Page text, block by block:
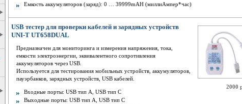
Емкость аккумуляторов (заряд): 0 … 39999mAH (миллиАмпер*час)
2000
USB тестер для проверки кабелей и зарядных устройств
UNI-T UT658DUAL
Предназначен для мониторинга и измерения напряжения, тока,
емкости электроэнергии, эквивалентного сопротивления
аккумуляторов через USB.
Используется для тестирования мобильных устройств, аккумуляторов,
пауэрбанков, зарядных устройств, USB кабелей.
Входные порты: USB тип А, USB тип С
Выходные порты: USB тип А, USB тип С